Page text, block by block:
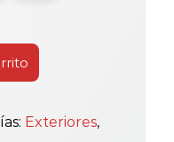
Exteriores,